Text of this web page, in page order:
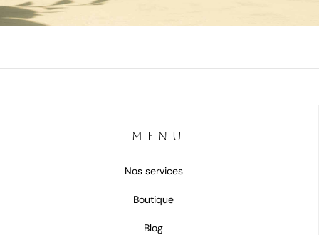
MENU
Nos services
Boutique
Blog